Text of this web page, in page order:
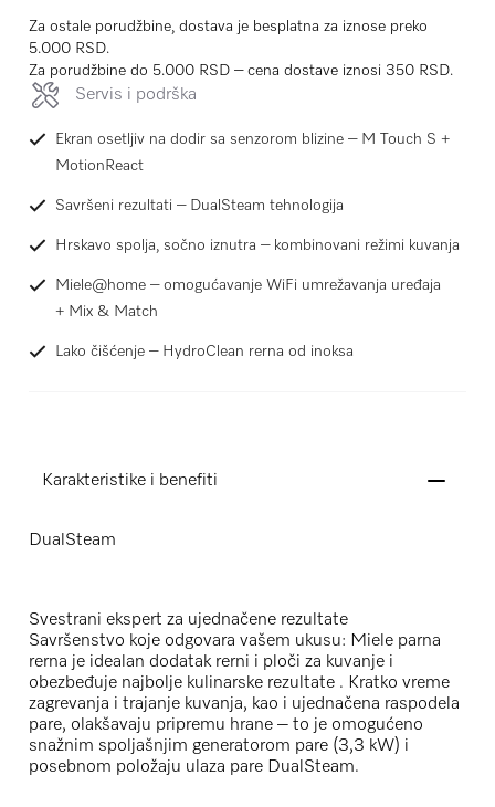
Za ostale porudžbine, dostava je besplatna za iznose preko
5.000 RSD.
Za porudžbine do 5.000 RSD – cena dostave iznosi 350 RSD.
Servis i podrška
Ekran osetljiv na dodir sa senzorom blizine – M Touch S +
MotionReact
Savršeni rezultati – DualSteam tehnologija
Hrskavo spolja, sočno iznutra – kombinovani režimi kuvanja
Miele@home – omogućavanje WiFi umrežavanja uređaja
+ Mix & Match
Lako čišćenje – HydroClean rerna od inoksa
Karakteristike i benefiti
DualSteam
Svestrani ekspert za ujednačene rezultate
Savršenstvo koje odgovara vašem ukusu: Miele parna
rerna je idealan dodatak rerni i ploči za kuvanje i
obezbeđuje najbolje kulinarske rezultate . Kratko vreme
zagrevanja i trajanje kuvanja, kao i ujednačena raspodela
pare, olakšavaju pripremu hrane – to je omogućeno
snažnim spoljašnjim generatorom pare (3,3 kW) i
posebnom položaju ulaza pare DualSteam.